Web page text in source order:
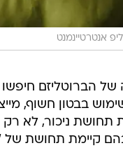
אנטרטיינמנט
של הברוטליזם
בבטון חשוף,
תחושת ניכור, לא
קיימת תחושת